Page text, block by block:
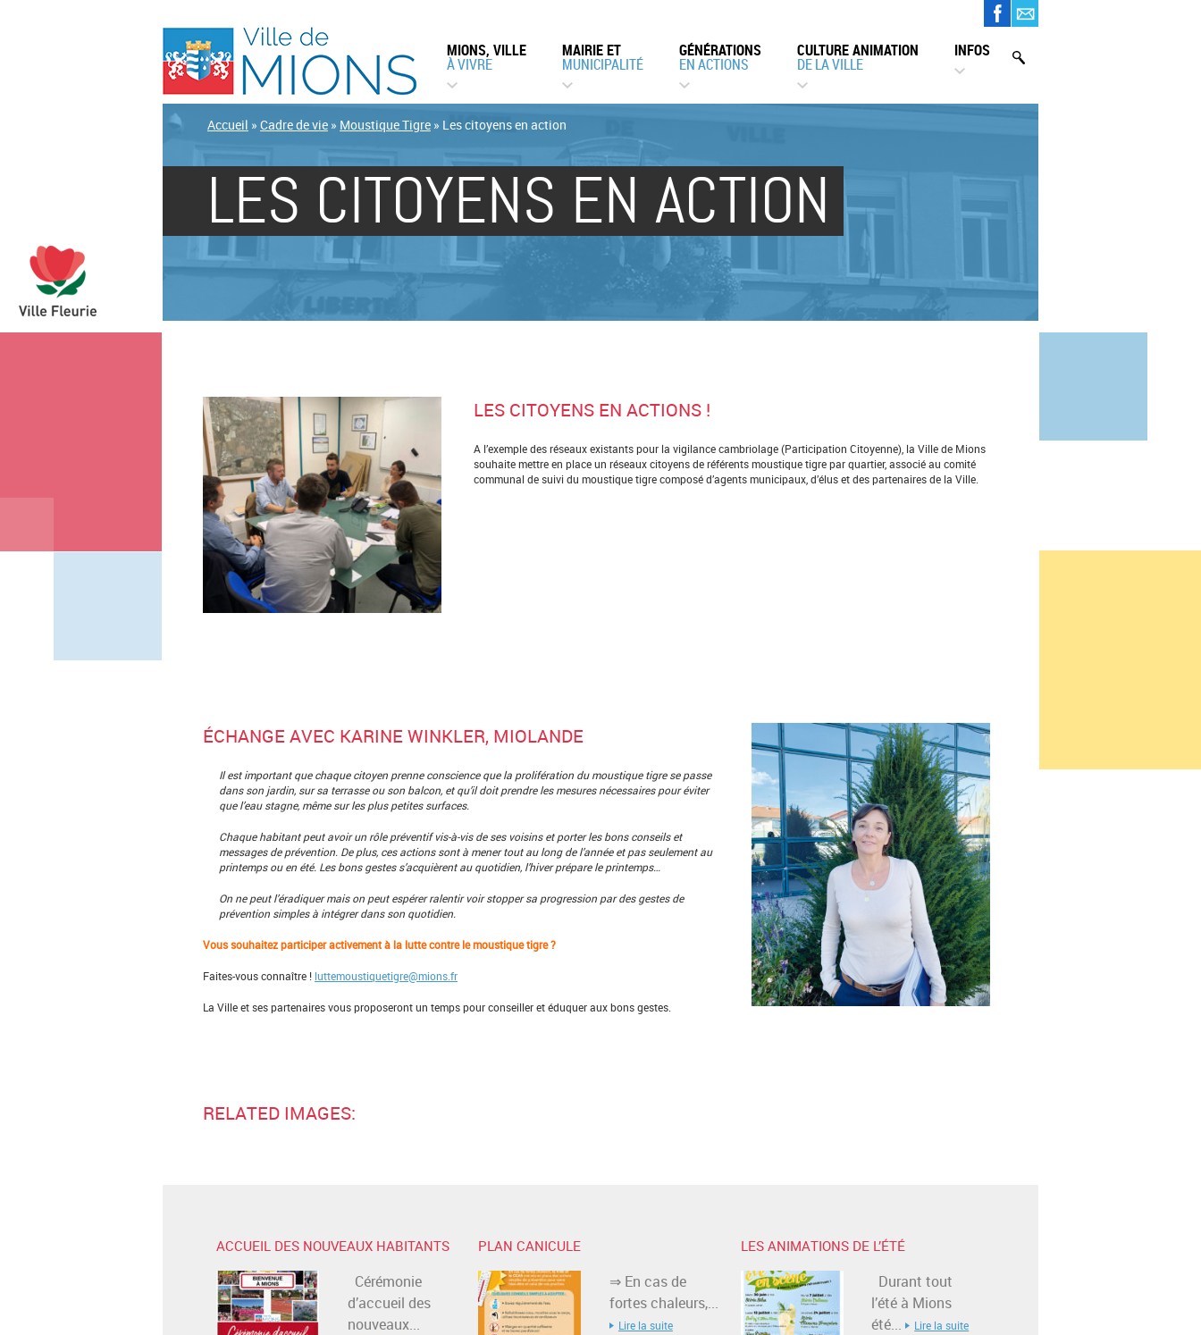
MIONS, VILLE
À VIVRE
MAIRIE ET
MUNICIPALITÉ
GÉNÉRATIONS
EN ACTIONS
CULTURE ANIMATION
DE LA VILLE
INFOS
Accueil » Cadre de vie » Moustique Tigre » Les citoyens en action
LES CITOYENS EN ACTION
LES CITOYENS EN ACTIONS !
A l’exemple des réseaux existants pour la vigilance cambriolage (Participation Citoyenne), la Ville de Mions
souhaite mettre en place un réseaux citoyens de référents moustique tigre par quartier, associé au comité
communal de suivi du moustique tigre composé d’agents municipaux, d’élus et des partenaires de la Ville.
ÉCHANGE AVEC KARINE WINKLER, MIOLANDE
Il est important que chaque citoyen prenne conscience que la prolifération du moustique tigre se passe
dans son jardin, sur sa terrasse ou son balcon, et qu’il doit prendre les mesures nécessairespour éviter
que l’eau stagne, même sur les plus petites surfaces.
Chaque habitant peut avoir un rôle préventif vis-à-vis de ses voisins et porter les bons conseils et
messages de prévention. De plus, ces actions sont à mener tout au long de l’année et pas seulement au
printemps ou en été. Les bons gestes s’acquièrent au quotidien, l’hiver prépare le printemps…
On ne peut l’éradiquer mais on peut espérer ralentir voir stopper sa progression par des gestes de
prévention simples à intégrer dans son quotidien.
Vous souhaitez participer activement à la lutte contre le moustique tigre ?
Faites-vous connaître ! luttemoustiquetigre@mions.fr
La Ville et ses partenaires vous proposeront un temps pour conseiller et éduquer aux bons gestes.
RELATED IMAGES:
ACCUEIL DES NOUVEAUX HABITANTS
Cérémonie
d’accueil des
nouveaux...
PLAN CANICULE
⇒ En cas de
fortes chaleurs,...
Lire la suite
LES ANIMATIONS DE L’ÉTÉ
Durant tout
l’été à Mions
été...
Lire la suite